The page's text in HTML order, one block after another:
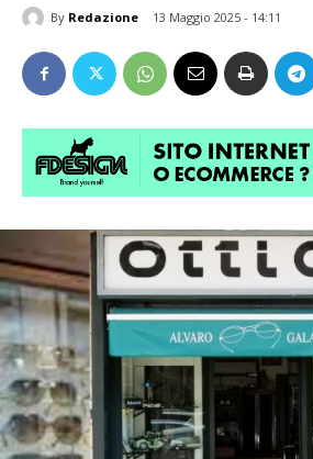
By Redazione 13 Maggio 2025 - 14:11